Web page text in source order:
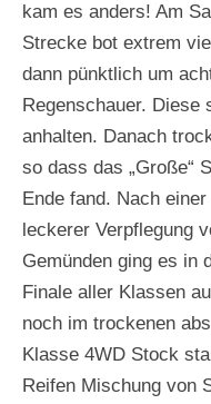
kam es anders! Am
Strecke bot extrem
dann pünktlich um
Regenschauer. Diese
anhalten. Danach
so dass das „Große“
Ende fand. Nach
leckerer Verpflegung
Gemünden ging es in
Finale aller Klassen
noch im trockenen
Klasse 4WD Stock
Reifen Mischung von